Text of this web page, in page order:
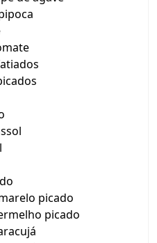
picado
picado